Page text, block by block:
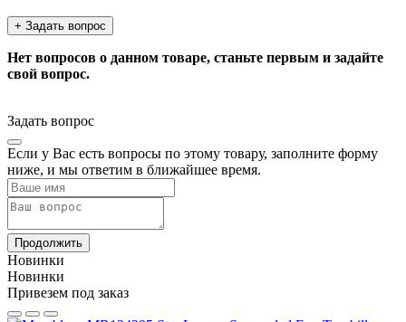
+ Задать вопрос
Нет вопросов о данном товаре, станьте первым и задайте
свой вопрос.
Задать вопрос
Если у Вас есть вопросы по этому товару, заполните форму
ниже, и мы ответим в ближайшее время.
Продолжить
Новинки
Новинки
Привезем под заказ